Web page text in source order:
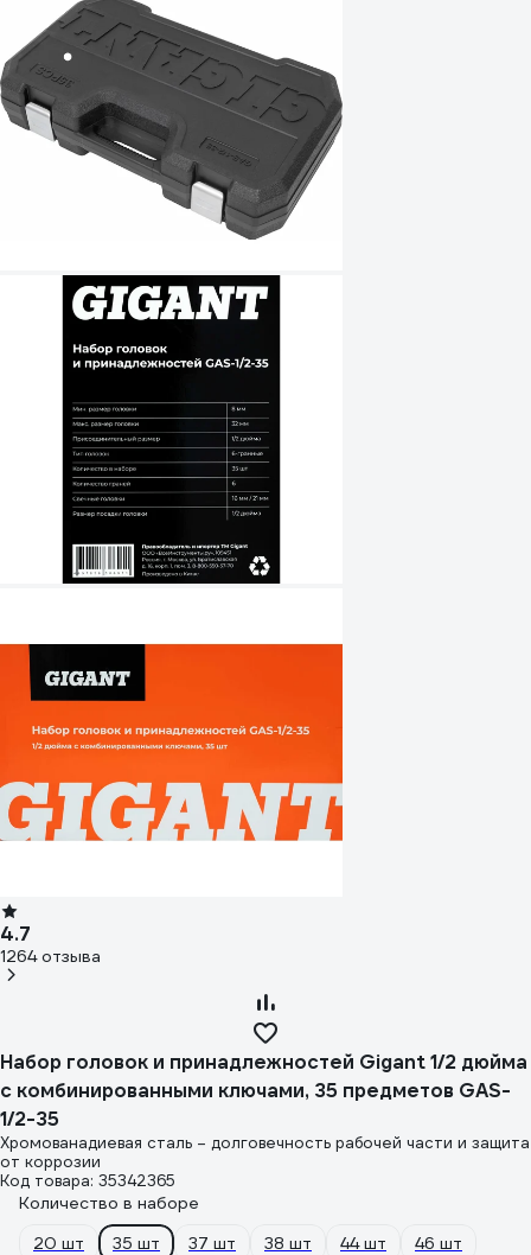
4.7
1264 отзыва
Набор головок и принадлежностей Gigant 1/2 дюйма
с комбинированными ключами, 35 предметов GAS-
1/2-35
Хромованадиевая сталь – долговечность рабочей части и защита
от коррозии
Код товара: 35342365
Количество в наборе
20 шт
35 шт 37 шт 38 шт 44 шт
46 шт